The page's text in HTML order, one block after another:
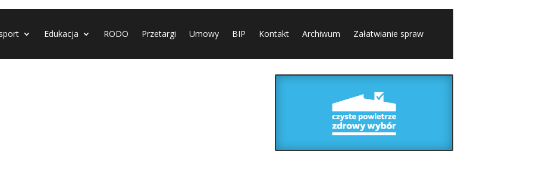
Edukacja RODO Przetargi Umowy BIP Kontakt Archiwum Załatwianie spraw